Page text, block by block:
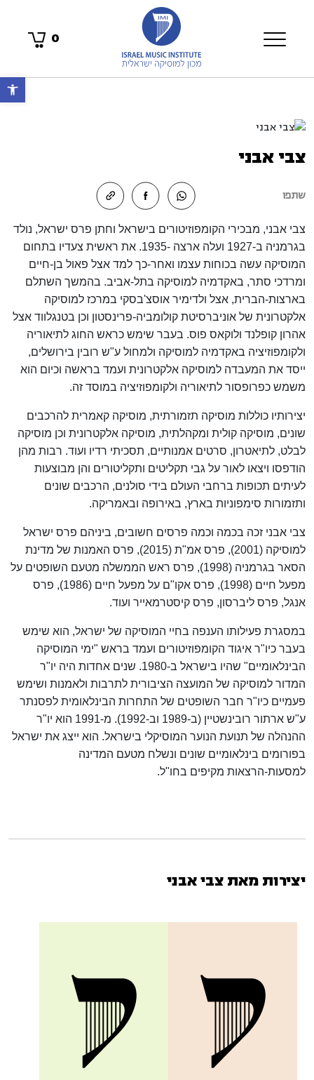
0
צבי אבני
שתפו
צבי אבני, מבכירי הקומפוזיטורים בישראל וחתן פרס ישראל, נולד
בגרמניה ב-1927 ועלה ארצה -1935. את ראשית צעדיו בתחום
המוסיקה עשה בכוחות עצמו ואחר-כך למד אצל פאול בן-חיים
ומרדכי סתר, באקדמיה למוסיקה בתל-אביב. בהמשך השתלם
בארצות-הברית, אצל ולדימיר אוסצ'בסקי במרכז למוסיקה
אלקטרונית של אוניברסיטת קולומביה-פרינסטון וכן בטנגלווד אצל
אהרון קופלנד ולוקאס פוס. בעבר שימש כראש החוג לתיאוריה
ולקומפוזיציה באקדמיה למוסיקה ולמחול ע"ש רובין בירושלים,
ייסד את המעבדה למוסיקה אלקטרונית ועמד בראשה וכיום הוא
משמש כפרופסור לתיאוריה ולקומפוזיציה במוסד זה.
יצירותיו כוללות מוסיקה תזמורתית, מוסיקה קאמרית להרכבים
שונים, מוסיקה קולית ומקהלתית, מוסיקה אלקטרונית וכן מוסיקה
לבלט, לתיאטרון, סרטים אמנותיים, תסכיתי רדיו ועוד. רבות מהן
הודפסו ויצאו לאור על גבי תקליטים ותקליטורים והן מבוצעות
לעיתים תכופות ברחבי העולם בידי סולנים, הרכבים שונים
ותזמורות סימפוניות בארץ, באירופה ובאמריקה.
צבי אבני זכה בכמה וכמה פרסים חשובים, ביניהם פרס ישראל
למוסיקה (2001), פרס אמ"ת (2015), פרס האמנות של מדינת
הסאר בגרמניה (1998), פרס ראש הממשלה מטעם השופטים על
מפעל חיים (1998), פרס אקו"ם על מפעל חיים (1986), פרס
אנגל, פרס ליברסון, פרס קיסטרמאייר ועוד.
במסגרת פעילותו הענפה בחיי המוסיקה של ישראל, הוא שימש
בעבר כיו"ר איגוד הקומפוזיטורים ועמד בראש "ימי המוסיקה
הבינלאומיים" שהיו בישראל ב-1980. שנים אחדות היה יו"ר
המדור למוסיקה של המועצה הציבורית לתרבות ולאמנות ושימש
פעמיים כיו"ר חבר השופטים של התחרות הבינלאומית לפסנתר
ע"ש ארתור רובינשטיין (ב-1989 וב-1992). מ-1991 הוא יו"ר
ההנהלה של תנועת הנוער המוסיקלי בישראל. הוא ייצג את ישראל
בפורומים בינלאומיים שונים ונשלח מטעם המדינה
למסעות-הרצאות מקיפים בחו"ל.
יצירות מאת צבי אבני